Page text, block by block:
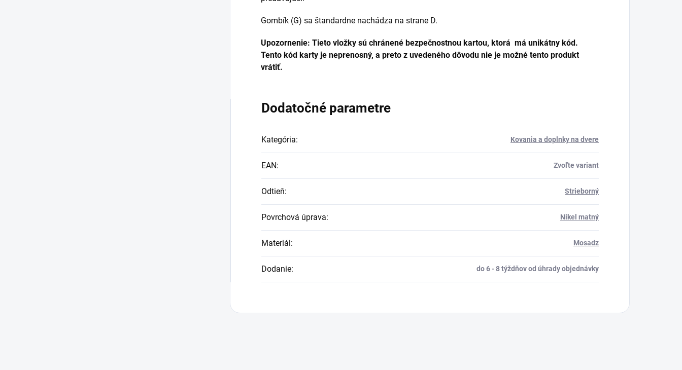
Gombík (G) sa štandardne nachádza na strane D.
Upozornenie: Tieto vložky sú chránené bezpečnostnou kartou, ktorá má unikátny kód.
Tento kód karty je neprenosný, a preto z uvedeného dôvodu nie je možné tento produkt
vrátiť.
Dodatočné parametre
Kategória: Kovania a doplnky na dvere
EAN: Zvoľte variant
Odtieň: Strieborný
Povrchová úprava: Nikel matný
Materiál: Mosadz
Dodanie: do 6 - 8 týždňov od úhrady objednávky